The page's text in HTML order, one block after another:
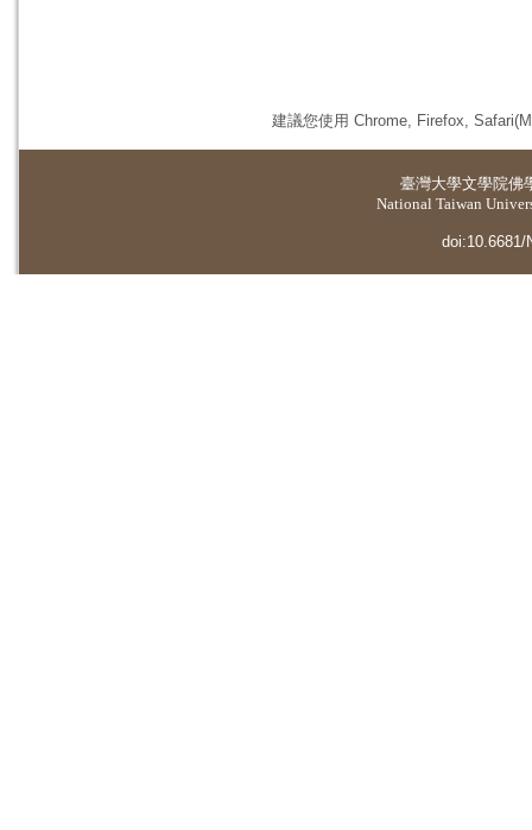
建議您使用 Chrome, Firefox,
臺灣大學文學院佛
National Taiwan
doi:10.6681/